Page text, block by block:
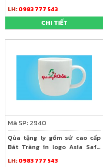
LH:0983 777 543
CHI TIẾT
Mã SP: 2940
Qùa tặng ly gốm sứ cao cấp
Bát Tràng in logo Asia Safe
LH:0983 777 543